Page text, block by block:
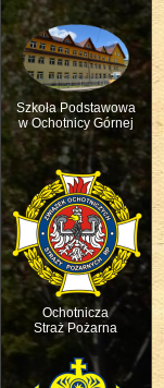
Szkoła Podstawowa
w Ochotnicy Górnej
Ochotnicza
Straż Pożarna